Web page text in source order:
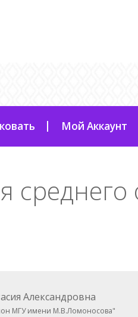
Мой Аккаунт
Александровна
МГУ имени М.В.Ломоносова"